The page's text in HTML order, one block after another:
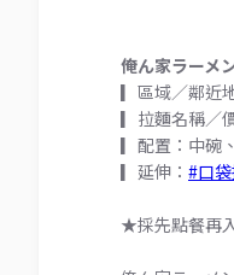
俺ん家ラーメ
▎區域／鄰近
▎拉麵名稱／
▎配置：中碗
▎延伸： #口
★採先點餐再